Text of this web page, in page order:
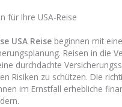
für Ihre USA-Reise
USA Reise beginnen mit
Reisen in die
durchdachte
Risiken zu schützen. Die
im Ernstfall erhebliche